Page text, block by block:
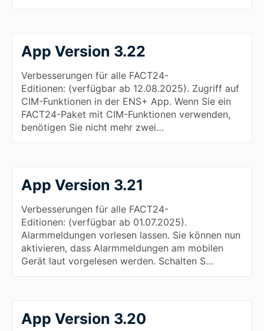
App Version 3.22
Verbesserungen für alle FACT24-
Editionen: (verfügbar ab 12.08.2025). Zugriff auf
CIM-Funktionen in der ENS+ App. Wenn Sie ein
FACT24-Paket mit CIM-Funktionen verwenden,
benötigen Sie nicht mehr zwei…
App Version 3.21
Verbesserungen für alle FACT24-
Editionen: (verfügbar ab 01.07.2025).
Alarmmeldungen vorlesen lassen. Sie können nun
aktivieren, dass Alarmmeldungen am mobilen
Gerät laut vorgelesen werden. Schalten S…
App Version 3.20